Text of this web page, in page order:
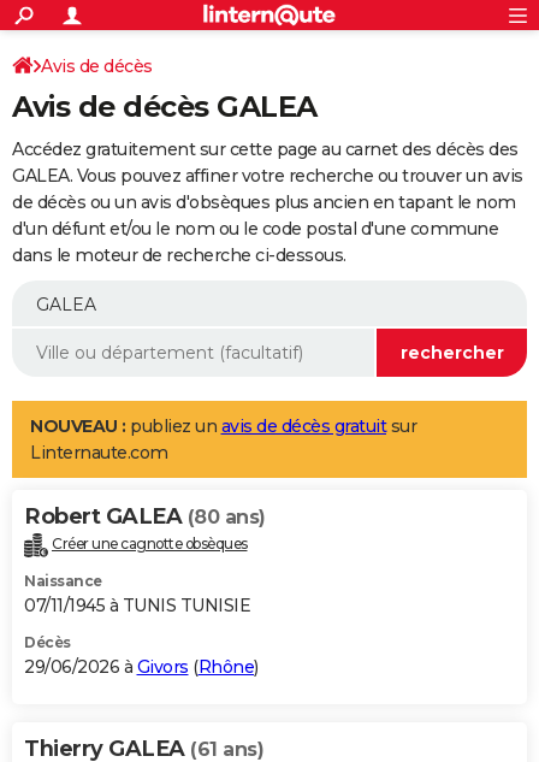
ACTUALITÉS
Politique
Société
Faits Divers
Education
Monde
Villes
+
SPORT
Coupe du monde 2026
Football
Tennis
Cyclisme
Rugby
Forum
Programme TV
TNT
Streaming
Cinéma
Sorties cinéma
Musique
+
FINANCE
Retraite
Impôts
Epargne
Immobilier
Risques naturels par ville
Banque
Assurance
Crédit
AUTO
Essais
Réserver un essai
Citadines
Berlines
SUV
Forum auto
+
Mobiles
Meilleur smartphone
Internet
Ordinateurs
Jeux vidéo
Guide high-tech
Aménagement intérieur
LIFESTYLE
Art de vivre
Bien-être
Loisirs
Mode
Modes de vie
Alimentation
Guide de la santé
Maladies
Médicaments
Sommeil
VOYAGE
Destinations
City break
Voyage nature
Voyage de noces
Forum
Climat
+PHOTO
GUIDES D'ACHAT
BONS PLANS
Carte de Noël
Carte Bonne année
Carte Saint-Valentin
Carte Pâques
Carte d'anniversaire
Avis de décès
Avis de décès GALEA
Accédez gratuitement sur cette page au carnet des décès des
GALEA. Vous pouvez affiner votre recherche ou trouver un avis
de décès ou un avis d'obsèques plus ancien en tapant le nom
d'un défunt et/ou le nom ou le code postal d'une commune
dans le moteur de recherche ci-dessous.
NOUVEAU : publiez un avis de décès gratuitsur
Linternaute.com
Robert GALEA (80 ans)
Créer une cagnotte obsèques
Naissance
07/11/1945 à TUNIS TUNISIE
Décès
29/06/2026 à Givors (Rhône)
Thierry GALEA (61 ans)